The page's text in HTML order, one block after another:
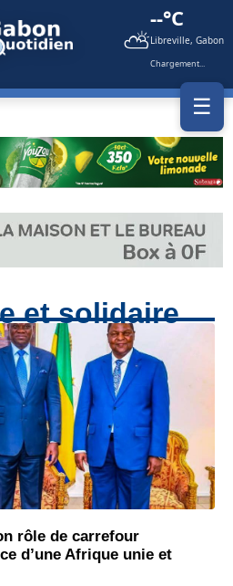
⛅
--°C
Libreville, Gabon
Chargement...
☰
et solidaire
rôle de carrefour
d’une Afrique unie et